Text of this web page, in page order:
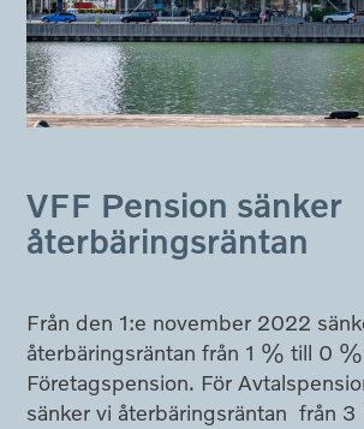
VFF Pension sänker
återbäringsräntan
Från den 1:e november 2022
återbäringsräntan från 1 % till 0
Företagspension. För
sänker vi återbäringsräntan från